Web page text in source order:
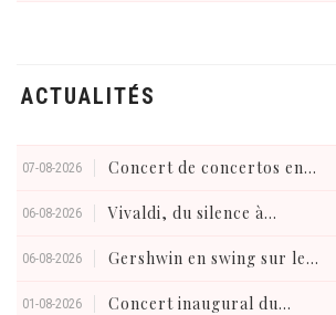
ACTUALITÉS
07-08-2026 Concert de concertos en...
06-08-2026 Vivaldi, du silence à...
06-08-2026 Gershwin en swing sur le...
01-08-2026 Concert inaugural du...